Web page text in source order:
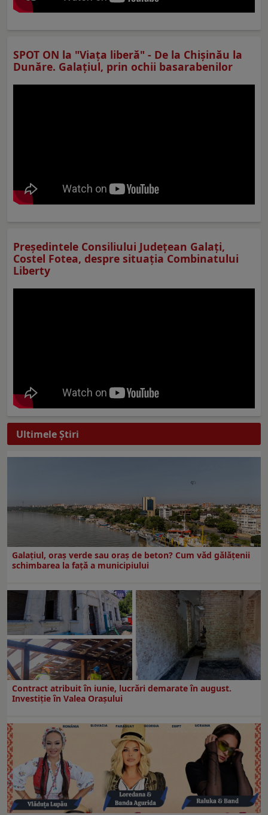
SPOT ON la "Viaţa liberă" - De la Chișinău la
Dunăre. Galațiul, prin ochii basarabenilor
Preşedintele Consiliului Judeţean Galaţi,
Costel Fotea, despre situaţia Combinatului
Liberty
Ultimele Ştiri
Galațiul, oraș verde sau oraș de beton? Cum văd gălățenii
schimbarea la față a municipiului
Contract atribuit în iunie, lucrări demarate în august.
Investiţie în Valea Oraşului